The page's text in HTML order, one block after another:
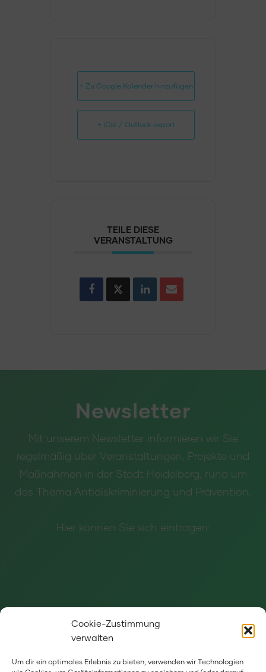
Cookie-Zustimmung
verwalten
Um dir ein optimales Erlebnis zu bieten, verwenden wir Technologien
+ Zu Google Kalender hinzufügen
+ iCal / Outlook export
TEILE DIESE
VERANSTALTUNG
Newsletter
Mit unserem Newsletter informieren wir Sie
regelmäßig über Veranstaltungen, Projekte und
Maßnahmen in der Stadt Heidelberg, rund um
das Thema Antidiskriminierung und Prävention.
Hier können Sie sich eintragen: